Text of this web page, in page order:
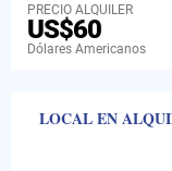
PRECIO ALQUILER
US$60
Dólares Americanos
LOCAL EN